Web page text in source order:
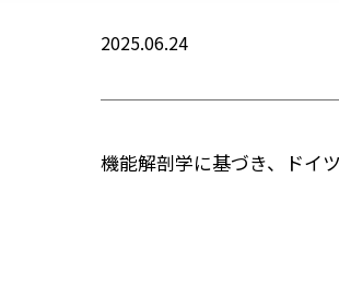
2025.06.24
機能解剖学に基づき、ドイ